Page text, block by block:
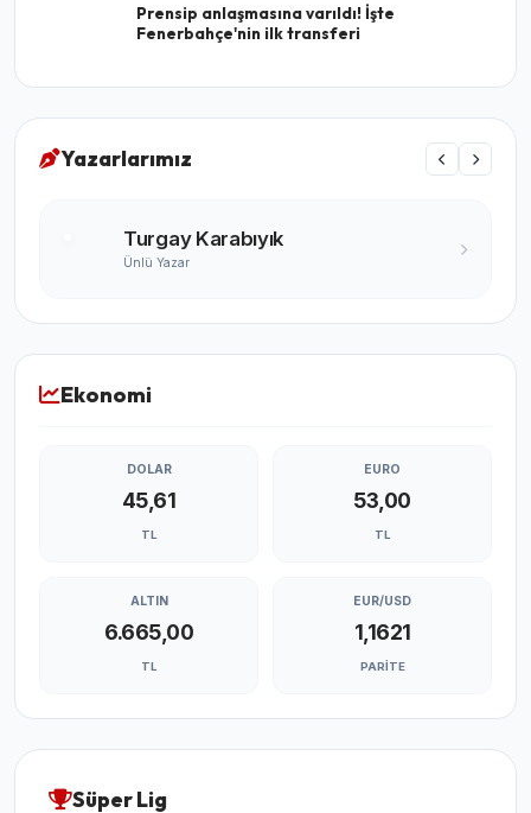
Prensip anlaşmasına varıldı! İşte
Fenerbahçe'nin ilk transferi
Yazarlarımız
Turgay Karabıyık
Ünlü Yazar
Ekonomi
DOLAR
45,61
TL
EURO
53,00
TL
ALTIN
6.665,00
TL
EUR/USD
1,1621
PARITE
Süper Lig